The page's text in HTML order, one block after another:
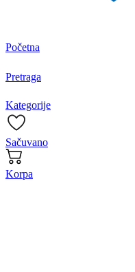
Početna
Pretraga
Kategorije
Sačuvano
Korpa